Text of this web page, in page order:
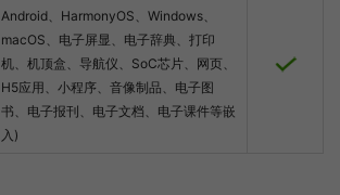
Android、HarmonyOS、Windows、
macOS、电子屏显、电子辞典、打印
机、机顶盒、导航仪、SoC芯片、网页、
H5应用、小程序、音像制品、电子图
书、电子报刊、电子文档、电子课件等嵌
入)